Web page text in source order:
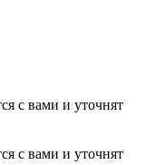
с вами и уточнят
с вами и уточнят